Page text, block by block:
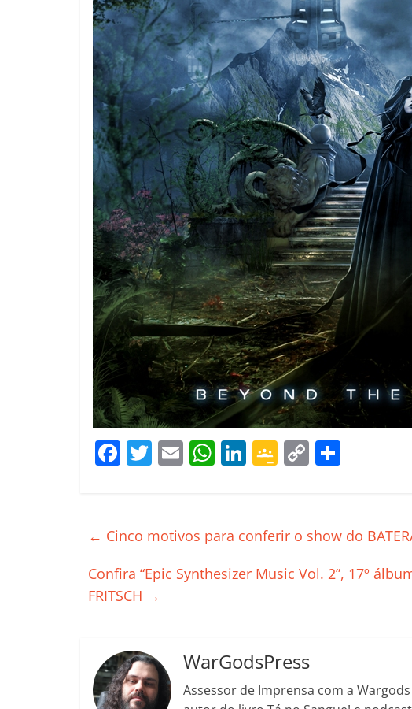
F
e
o
o
T
er
E
l
W
s
p
Li
e
n
G
gl
Cl
ro
o
C
y
n
p
til
← Cinco motivos para conferir o show do
Confira “Epic Synthesizer Music Vol. 2”, 17º
FRITSCH →
WarGodsPress
Assessor de Imprensa com a